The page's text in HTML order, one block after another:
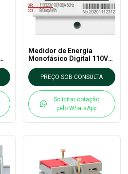
Medidor de Energia
Monofásico Digital 110V
100A DDS238-4 - HIKING
PREÇO SOB CONSULTA
Solicitar cotação
pelo WhatsApp